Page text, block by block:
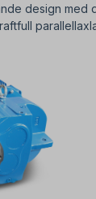
design med